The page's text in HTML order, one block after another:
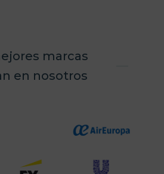
marcas
en nosotros